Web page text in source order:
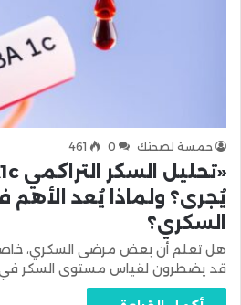
حمسة لصحتك 0
461
يُجرى؟ ولماذا يُعد
السكري؟
هل تعلم أن بعض مرضى السكري، خاصة
قد يضطرون لقياس مستوى السكر في